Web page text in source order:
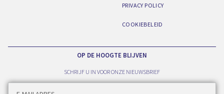
PRIVACY POLICY
COOKIEBELEID
OP DE HOOGTE BLIJVEN
SCHRIJF U IN VOOR ONZE NIEUWSBRIEF